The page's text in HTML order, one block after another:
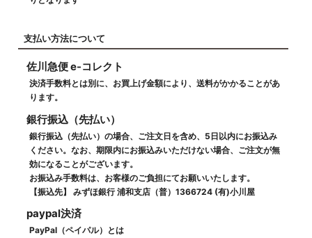
支払い方法について
佐川急便 e-コレクト
決済手数料とは別に、お買上げ金額により、送料がかかることがあ
ります。
銀行振込（先払い）
銀行振込（先払い）の場合、ご注文日を含め、5日以内にお振込み
ください。なお、期限内にお振込みいただけない場合、ご注文が無
効になることがございます。
お振込み手数料は、お客様のご負担にてお願いいたします。
【振込先】 みずほ銀行 浦和支店（普）1366724 (有)小川屋
paypal決済
PayPal（ペイパル）とは